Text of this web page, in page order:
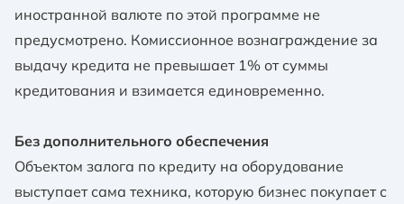
иностранной валюте по этой программе не
предусмотрено. Комиссионное вознаграждение за
выдачу кредита не превышает 1% от суммы
кредитования и взимается единовременно.
Без дополнительного обеспечения
Объектом залога по кредиту на оборудование
выступает сама техника, которую бизнес покупает с